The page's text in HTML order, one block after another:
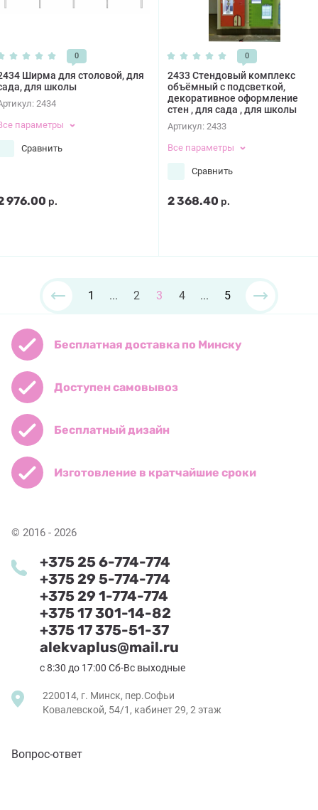
0
Ширма для столовой, для
для школы
2434
параметры
Сравнить
976.00 р.
0
2433 Стендовый комплекс
объёмный с подсветкой,
декоративное оформление
стен , для сада , для школы
Артикул: 2433
Все параметры
Сравнить
2 368.40 р.
1 ... 2 3 4 ... 5
Бесплатная доставка по Минску
Доступен самовывоз
Бесплатный дизайн
Изготовление в кратчайшие сроки
© 2016 - 2026
+375 25 6-774-774
+375 29 5-774-774
+375 29 1-774-774
+375 17 301-14-82
+375 17 375-51-37
alekvaplus@mail.ru
с 8:30 до 17:00 Сб-Вс выходные
220014, г. Минск, пер.Софьи
Ковалевской, 54/1, кабинет 29, 2 этаж
Вопрос-ответ